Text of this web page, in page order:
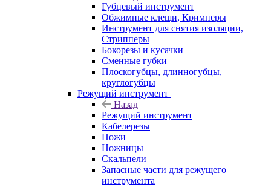
Губцевый инструмент
Обжимные клещи, Кримперы
Инструмент для снятия изоляции,
Стрипперы
Бокорезы и кусачки
Сменные губки
Плоскогубцы, длинногубцы,
круглогубцы
Режущий инструмент
Назад
Режущий инструмент
Кабелерезы
Ножи
Ножницы
Скальпели
Запасные части для режущего
инструмента